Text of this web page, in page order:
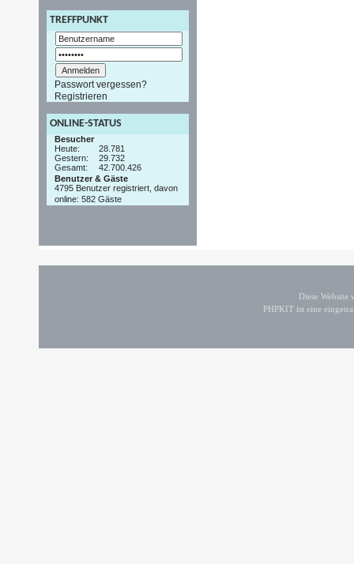
TREFFPUNKT
Passwort vergessen?
Registrieren
ONLINE-STATUS
Besucher
Heute:
28.781
Gestern:
29.732
Gesamt:
42.700.426
Benutzer & Gäste
4795 Benutzer registriert, davon
online: 582 Gäste
Diese
PHPKIT ist eine